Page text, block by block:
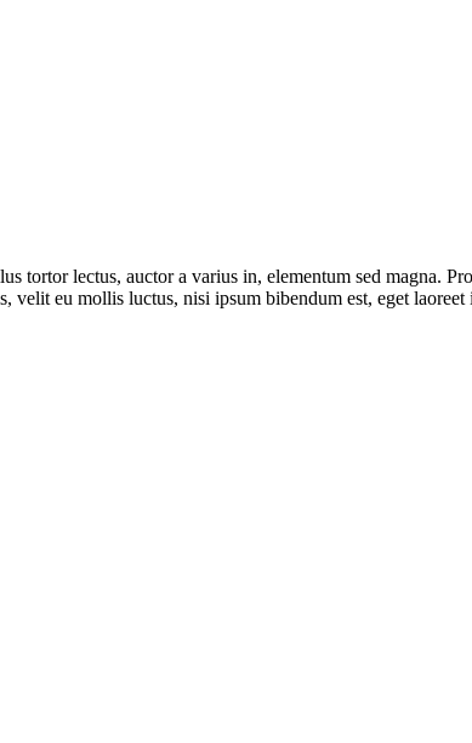
tortor lectus, auctor a varius in, elementum sed magna.
eu mollis luctus, nisi ipsum bibendum est, eget